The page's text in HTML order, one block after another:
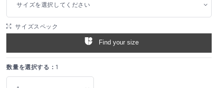
サイズを選択してください
サイズスペック
Find your size
数量を選択する： 1